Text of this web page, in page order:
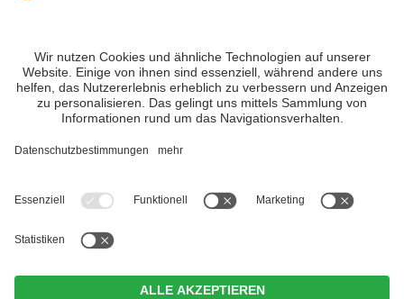
VIVOSüdtirol ist das Reiseportal für alle, die Südtirol nicht nur
besuchen, sondern wirklich erleben wollen – inklusive Tipps,
tollen Unterkünften und Angeboten.
Trotz genauer Arbeit und ständigem Aktualisieren der Inhalte,
Informieren Sie sich sicherheitshalber nochmals beim
Einstellungen | MwSt.-Nr. IT02365710215